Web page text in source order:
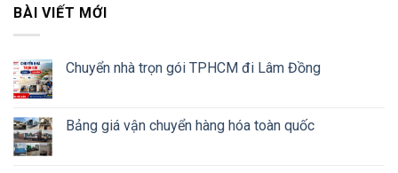
BÀI VIẾT MỚI
Chuyển nhà trọn gói TPHCM đi Lâm Đồng
Bảng giá vận chuyển hàng hóa toàn quốc